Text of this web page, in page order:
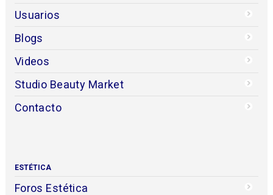
Usuarios
Blogs
Videos
Studio Beauty Market
Contacto
ESTÉTICA
Foros Estética